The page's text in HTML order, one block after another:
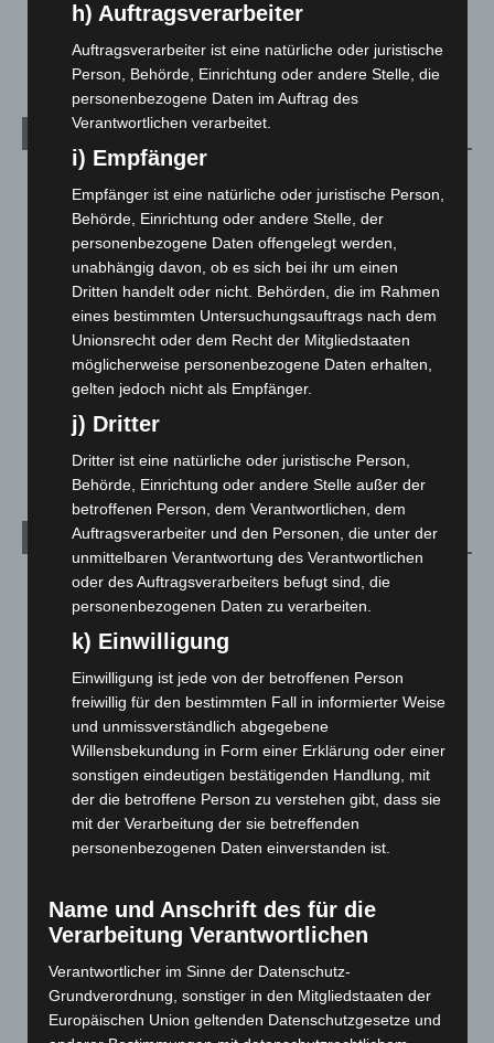
Großkontrolle
2. August 2026
Corona-News
Hannover und Region
Langenhagen und Ortsteile
Leserbriefe
Menschen
Über uns
Veranstaltungen
Archiv
August 2026(11)
Juli 2026(73)
Juni 2026(139)
Mai 2026(99)
April 2026
(99)
März 2026(115)
Februar 2026(109)
Januar 2026 (122)
Dezember 2025(103)
Oktober 2025(112)
September 2025(93)
August 2025(90)
Juli 2025(90)
h) Auftragsverarbeiter
Auftragsverarbeiter ist eine natürliche oder juristische
Person, Behörde, Einrichtung oder andere Stelle, die
personenbezogene Daten im Auftrag des
Verantwortlichen verarbeitet.
i) Empfänger
Empfänger ist eine natürliche oder juristische Person,
Behörde, Einrichtung oder andere Stelle, der
personenbezogene Daten offengelegt werden,
unabhängig davon, ob es sich bei ihr um einen
Dritten handelt oder nicht. Behörden, die im Rahmen
eines bestimmten Untersuchungsauftrags nach dem
Unionsrecht oder dem Recht der Mitgliedstaaten
möglicherweise personenbezogene Daten erhalten,
gelten jedoch nicht als Empfänger.
j) Dritter
Dritter ist eine natürliche oder juristische Person,
Behörde, Einrichtung oder andere Stelle außer der
betroffenen Person, dem Verantwortlichen, dem
Auftragsverarbeiter und den Personen, die unter der
unmittelbaren Verantwortung des Verantwortlichen
oder des Auftragsverarbeiters befugt sind, die
personenbezogenen Daten zu verarbeiten.
k) Einwilligung
Einwilligung ist jede von der betroffenen Person
freiwillig für den bestimmten Fall in informierter Weise
und unmissverständlich abgegebene
Willensbekundung in Form einer Erklärung oder einer
sonstigen eindeutigen bestätigenden Handlung, mit
der die betroffene Person zu verstehen gibt, dass sie
mit der Verarbeitung der sie betreffenden
personenbezogenen Daten einverstanden ist.
Name und Anschrift des für die
Verarbeitung Verantwortlichen
Verantwortlicher im Sinne der Datenschutz-
Grundverordnung, sonstiger in den Mitgliedstaaten der
Europäischen Union geltenden Datenschutzgesetze und